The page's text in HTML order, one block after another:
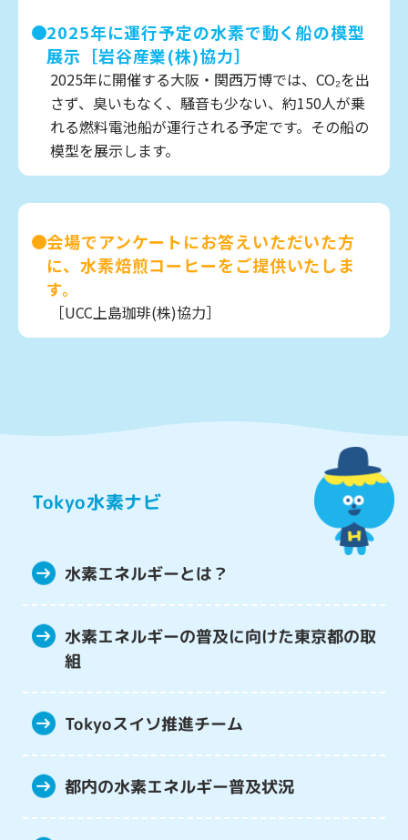
2025年に運行予定の水素で動く船の模型
展示［岩谷産業(株)協力］
2025年に開催する大阪・関西万博では、CO₂を出
さず、臭いもなく、騒音も少ない、約150人が乗
れる燃料電池船が運行される予定です。その船の
模型を展示します。
会場でアンケートにお答えいただいた方
に、水素焙煎コーヒーをご提供いたしま
す。
［UCC上島珈琲(株)協力］
Tokyo水素ナビ
水素エネルギーとは？
水素エネルギーの普及に向けた東京都の取
組
Tokyoスイソ推進チーム
都内の水素エネルギー普及状況